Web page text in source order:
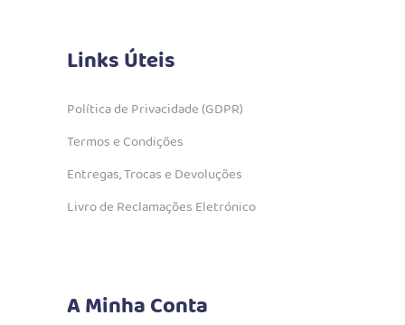
Links Úteis
Política de Privacidade (GDPR)
Termos e Condições
Entregas, Trocas e Devoluções
Livro de Reclamações Eletrónico
A Minha Conta